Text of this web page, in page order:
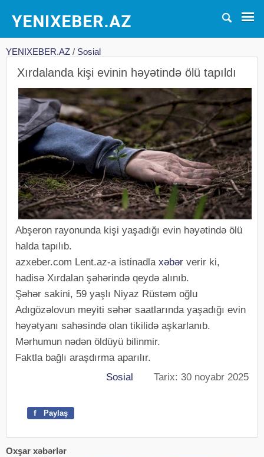
YENIXEBER.AZ / Sosial
Xırdalanda kişi evinin həyətində ölü tapıldı
Abşeron rayonunda kişi yaşadığı evin həyətində ölü
halda tapılıb.
azxeber.com Lent.az-a istinadla xəbər verir ki,
hadisə Xırdalan şəhərində qeydə alınıb.
Şəhər sakini, 59 yaşlı Niyaz Rüstəm oğlu
Adıgözəlovun meyiti səhər saatlarında yaşadığı evin
həyətyanı sahəsində olan tikilidə aşkarlanıb.
Mərhumun nədən öldüyü bilinmir.
Faktla bağlı araşdırma aparılır.
Sosial Tarix: 30 noyabr 2025
f Paylaş
Oxşar xəbərlər